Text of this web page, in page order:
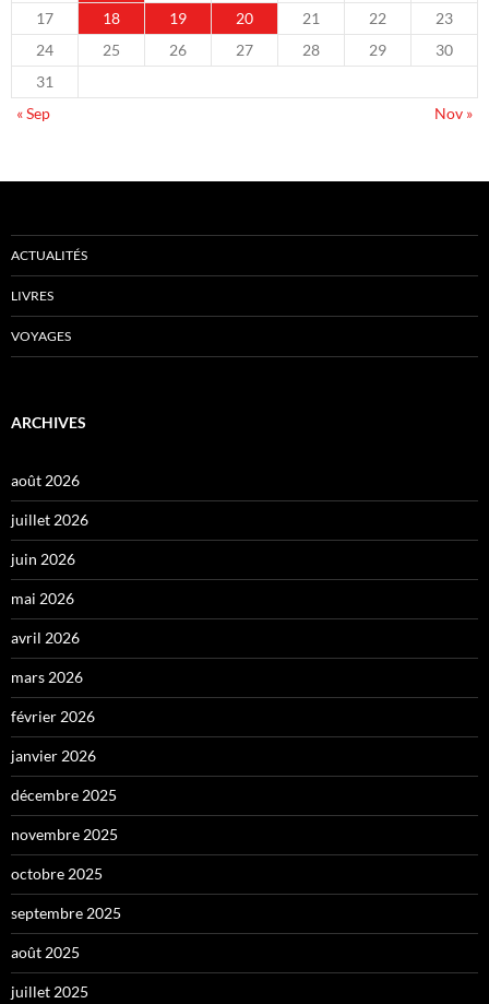
17
18 19 20 21 22
23
24
25 26 27 28 29
30
31
« Sep
Nov »
ACTUALITÉS
LIVRES
VOYAGES
ARCHIVES
août 2026
juillet 2026
juin 2026
mai 2026
avril 2026
mars 2026
février 2026
janvier 2026
décembre 2025
novembre 2025
octobre 2025
septembre 2025
août 2025
juillet 2025